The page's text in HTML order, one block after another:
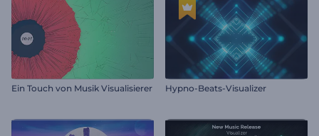
Ein Touch von Musik Visualisierer Hypno-Beats-Visualizer